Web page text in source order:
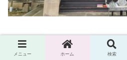
本堂
メニュー ホーム 検索